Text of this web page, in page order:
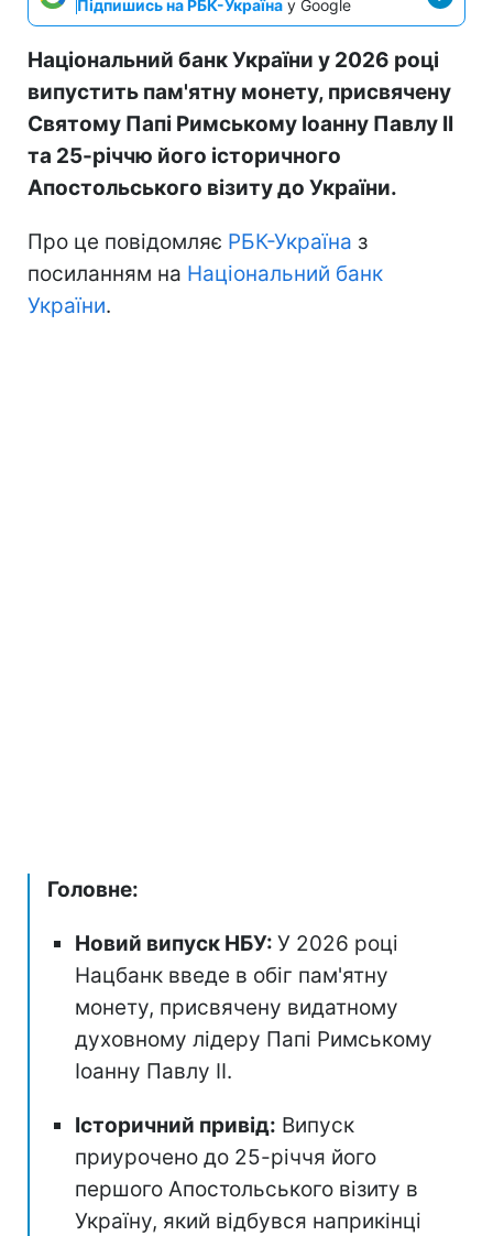
Підпишись на РБК-Україна у Google
Національний банк України у 2026 році
випустить пам'ятну монету, присвячену
Святому Папі Римському Іоанну Павлу II
та 25-річчю його історичного
Апостольського візиту до України.
Про це повідомляє РБК-Україна з
посиланням на Національний банк
України.
Головне:
Новий випуск НБУ: У 2026 році
Нацбанк введе в обіг пам'ятну
монету, присвячену видатному
духовному лідеру Папі Римському
Іоанну Павлу II.
Історичний привід: Випуск
приурочено до 25-річчя його
першого Апостольського візиту в
Україну, який відбувся наприкінці